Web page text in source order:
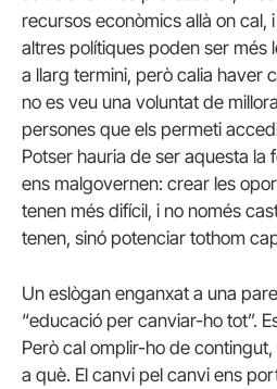
recursos econòmics allà on cal,
altres polítiques poden ser més
a llarg termini, però calia haver
no es veu una voluntat de
persones que els permeti
Potser hauria de ser aquesta la
ens malgovernen: crear les
tenen més difícil, i no només
tenen, sinó potenciar tothom
Un eslògan enganxat a una
“educació per canviar-ho tot”.
Però cal omplir-ho de
a què. El canvi pel canvi ens